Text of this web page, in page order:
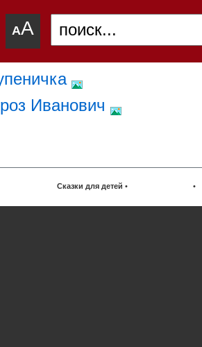
AA
Иванович
Сказки для детей • •